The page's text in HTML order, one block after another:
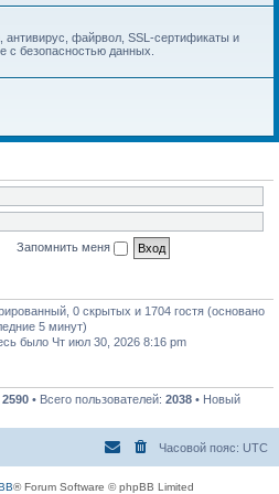
антивирус, файрвол, SSL-сертификаты и
с безопасностью данных.
Запомнить меня
0 скрытых и 1704 гостя (основано
5 минут)
было Чт июл 30, 2026 8:16 pm
2590 • Всего пользователей: 2038 • Новый
Часовой пояс: UTC
® Forum Software © phpBB Limited